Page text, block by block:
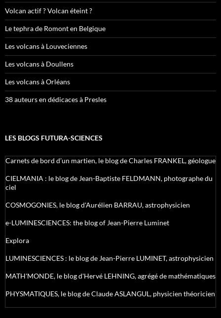
Volcan actif ? Volcan éteint ?
Le tephra de Romont en Belgique
Les volcans à Louveciennes
Les volcans à Doullens
Les volcans à Orléans
38 auteurs en dédicaces à Presles
LES BLOGS FUTURA-SCIENCES
Carnets de bord d’un martien, le blog de Charles FRANKEL, géologue
CIELMANIA : le blog de Jean-Baptiste FELDMANN, photographe du
ciel
COSMOGONIES, le blog d'Aurélien BARRAU, astrophysicien
e-LUMINESCIENCES: the blog of Jean-Pierre Luminet
Explora
LUMINESCIENCES : le blog de Jean-Pierre LUMINET, astrophysicien
MATH'MONDE, le blog d'Hervé LEHNING, agrégé de mathématiques
PHYSMATIQUES, le blog de Claude ASLANGUL, physicien théoricien